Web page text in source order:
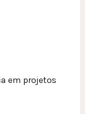
em projetos